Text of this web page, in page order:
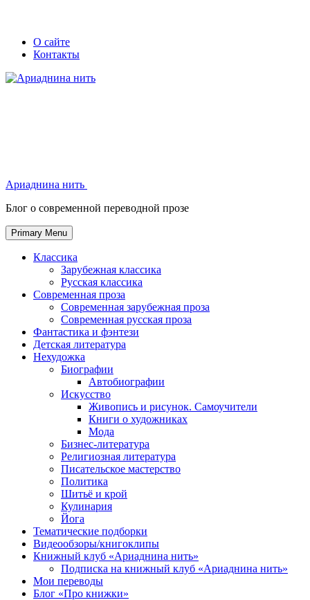
Skip
Secondary
left
navigation
Secondary
right
navigation
О сайте
Контакты
Ариаднина нить
Блог о современной переводной прозе
Primary Menu
Классика
Зарубежная классика
Русская классика
Современная проза
Современная зарубежная проза
Современная русская проза
Фантастика и фэнтези
Детская литература
Нехудожка
Биографии
Автобиографии
Искусство
Живопись и рисунок. Самоучители
Книги о художниках
Мода
Бизнес-литература
Религиозная литература
Писательское мастерство
Политика
Шитьё и крой
Кулинария
Йога
Тематические подборки
Видеообзоры/книгоклипы
Книжный клуб «Ариаднина нить»
Подписка на книжный клуб «Ариаднина нить»
Мои переводы
Блог «Про книжки»